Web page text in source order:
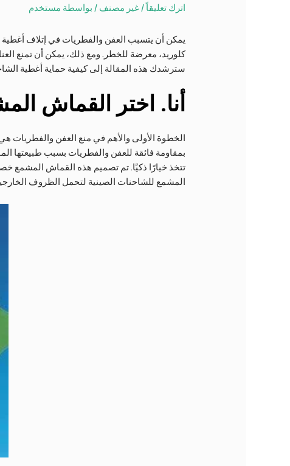
اترك تعليقاً/غير مصنف / بواسطة مستخدم
يمكن أن يتسبب العفن والفطريات في إتلاف أغطية
سترشدك هذه المقالة إلى كيفية حماية أغطية
أنا. اختر القماش
الخطوة الأولى والأهم في منع العفن والفطريات
بمقاومة فائقة للعفن والفطريات بسبب طبيعتها
تتخذ خيارًا ذكيًا. تم تصميم هذه القماش المشمع
المشمع للشاحنات الصينية لتحمل الظروف